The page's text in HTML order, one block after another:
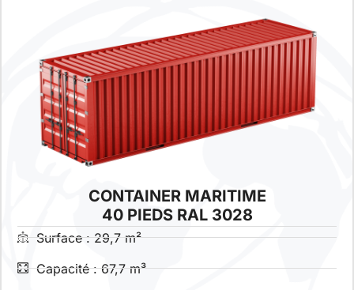
CONTAINER MARITIME
40 PIEDS RAL 3028
Surface : 29,7 m²
Capacité : 67,7 m³